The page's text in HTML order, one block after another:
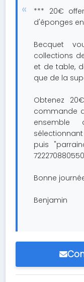
*** 20€
d'éponges
Becquet
collections
et de table,
que de la
Obtenez
commande
ensemble
puis
722270880550
Bonne
Benjamin